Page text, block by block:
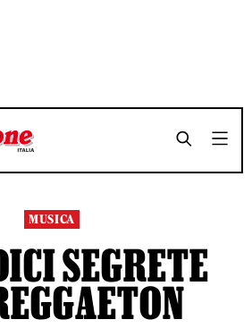
MINUTI SHARE
MINUTI SHARE
MUSICA
SEGRETE